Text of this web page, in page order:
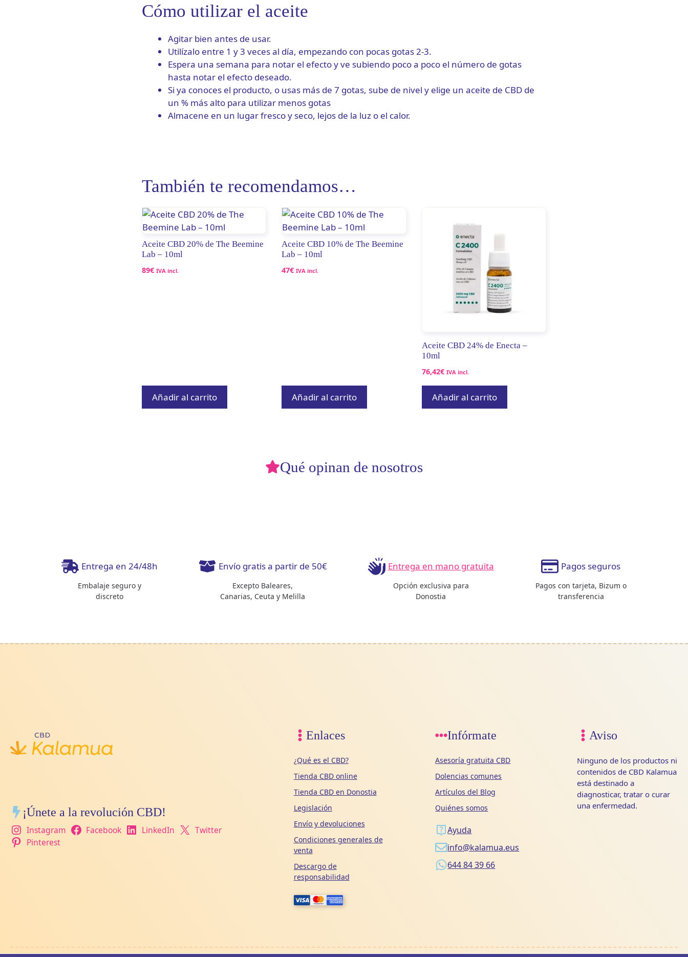
Cómo utilizar el aceite
Agitar bien antes de usar.
Utilízalo entre 1 y 3 veces al día, empezando con pocas gotas 2-3.
Espera una semana para notar el efecto y ve subiendo poco a poco el número de gotas
hasta notar el efecto deseado.
Si ya conoces el producto, o usas más de 7 gotas, sube de nivel y elige un aceite de CBD de
un % más alto para utilizar menos gotas
Almacene en un lugar fresco y seco, lejos de la luz o el calor.
También te recomendamos…
Aceite CBD 20% de The Beemine
Lab – 10ml
89€ IVA incl.
Añadir al carrito
Aceite CBD 10% de The Beemine
Lab – 10ml
47€ IVA incl.
Añadir al carrito
Aceite CBD 24% de Enecta –
10ml
76,42€ IVA incl.
Añadir al carrito
Qué opinan de nosotros
Entrega en 24/48h
Embalaje seguro y
discreto
Envío gratis a partir de 50€
Excepto Baleares,
Canarias, Ceuta y Melilla
Entrega en mano gratuita
Opción exclusiva para
Donostia
Pagos seguros
Pagos con tarjeta, Bizum o
transferencia
¡Únete a la revolución CBD!
Instagram Facebook LinkedIn
Twitter
Pinterest
Enlaces
¿Qué es el CBD?
Tienda CBD online
Tienda CBD en Donostia
Legislación
Envío y devoluciones
Condiciones generales de
venta
Descargo de
responsabilidad
Infórmate
Asesoría gratuita CBD
Dolencias comunes
Artículos del Blog
Quiénes somos
Ayuda
info@kalamua.eus
644 84 39 66
Aviso
Ninguno de los productos ni
contenidos de CBD Kalamua
está destinado a
diagnosticar, tratar o curar
una enfermedad.